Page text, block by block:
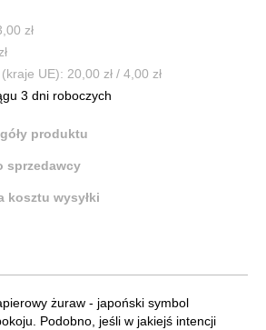
zł
UE): 20,00 zł / 4,00 zł
3 dni roboczych
produktu
sprzedawcy
kosztu wysyłki
żuraw - japoński symbol
Podobno, jeśli w jakiejś intencji